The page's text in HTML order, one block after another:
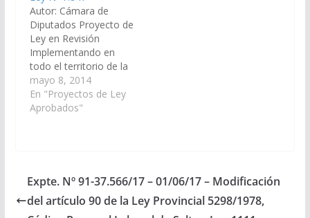
Autor: Cámara de
Diputados Proyecto de
Ley en Revisión
Implementando en
todo el territorio de la
provincia de Salta, el
Sistema de Aro o Halo
Magnético para
los niveles públicos y
privados, aulas
magnas, auditorios,
mayo 8, 2014
En "Proyectos de Ley
Aprobados"
Expte. Nº 91-37.566/17 – 01/06/17 – Modificación
del artículo 90 de la Ley Provincial 5298/1978,